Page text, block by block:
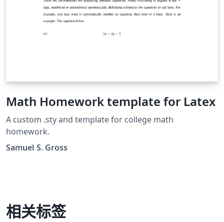
Math Homework template for Latex
A custom .sty and template for college math
homework.
Samuel S. Gross
相关标签